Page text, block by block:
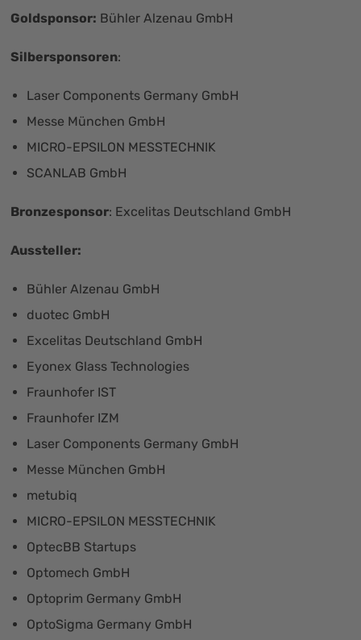
Goldsponsor: Bühler Alzenau GmbH
Silbersponsoren:
Laser Components Germany GmbH
Messe München GmbH
MICRO-EPSILON MESSTECHNIK
SCANLAB GmbH
Bronzesponsor: Excelitas Deutschland GmbH
Aussteller:
Bühler Alzenau GmbH
duotec GmbH
Excelitas Deutschland GmbH
Eyonex Glass Technologies
Fraunhofer IST
Fraunhofer IZM
Laser Components Germany GmbH
Messe München GmbH
metubiq
MICRO-EPSILON MESSTECHNIK
OptecBB Startups
Optomech GmbH
Optoprim Germany GmbH
OptoSigma Germany GmbH